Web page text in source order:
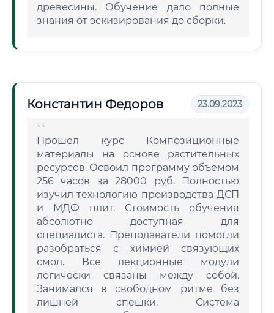
древесины. Обучение дало полные
знания от эскизирования до сборки.
Константин Федоров 23.09.2023
Прошел курс Композиционные
материалы на основе растительных
ресурсов. Освоил программу объемом
256 часов за 28000 руб. Полностью
изучил технологию производства ДСП
и МДФ плит. Стоимость обучения
абсолютно доступная для
специалиста. Преподаватели помогли
разобраться с химией связующих
смол. Все лекционные модули
логически связаны между собой.
Занимался в свободном ритме без
лишней спешки. Система